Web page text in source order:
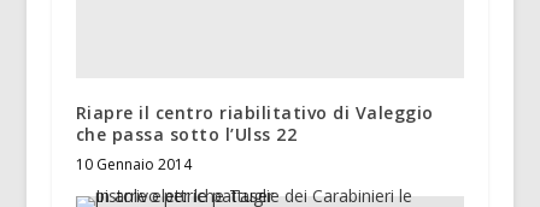
Riapre il centro riabilitativo di Valeggio
che passa sotto l’Ulss 22
10 Gennaio 2014